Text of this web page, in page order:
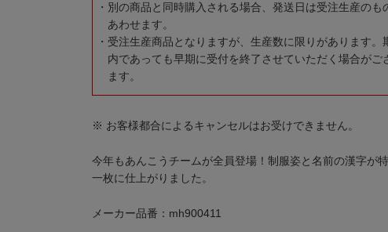
別の商品と同時購入される場合、発送日は受注生産のも
あわせます。
受注生産商品となりますが、生産数に限りがあります。
内であっても早期に受付を終了させていただく場合がご
ます。
※ お客様都合によるキャンセルはお受けできません。
今年もあんこうチームが全員登場！制服姿と名前の漢字が
一枚に仕上がりました。
メーカー品番：mh900411